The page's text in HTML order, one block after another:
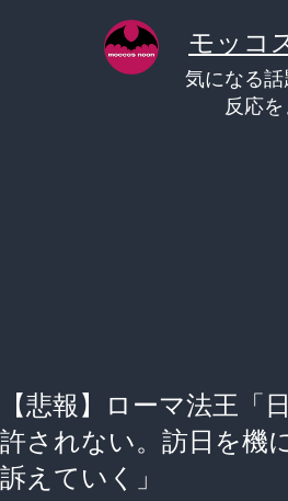
モッコ
気になる
反応
【悲報】ローマ法王「
許されない。訪日を機
訴えていく」